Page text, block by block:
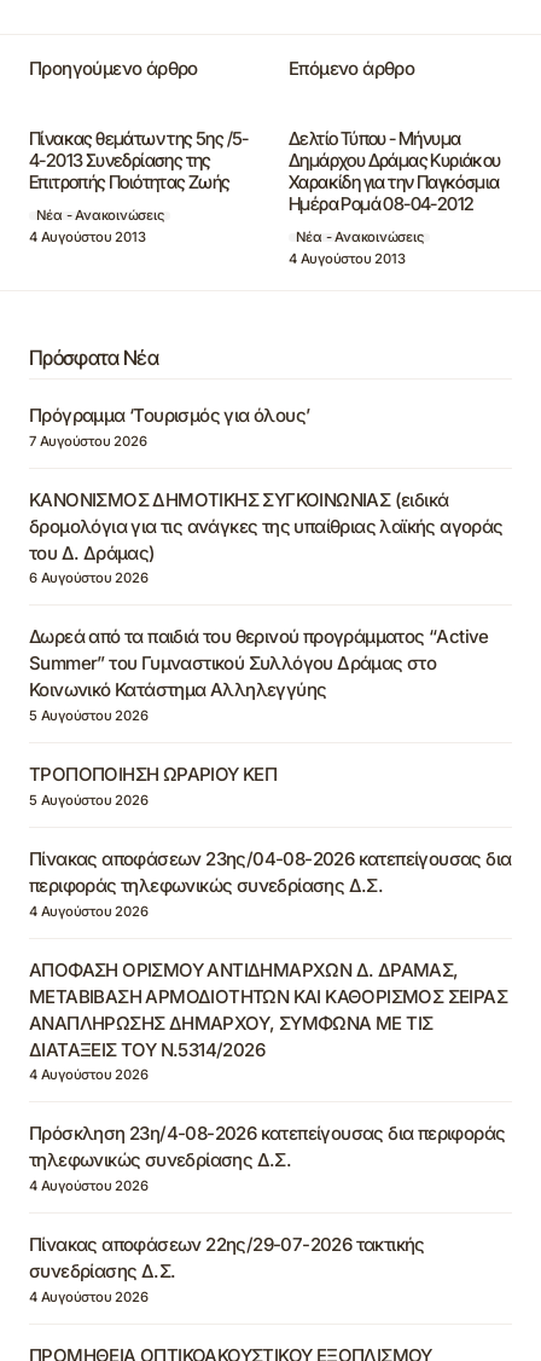
Προηγούμενο άρθρο
Πίνακας θεμάτων της 5ης /5-
4-2013 Συνεδρίασης της
Επιτροπής Ποιότητας Ζωής
Νέα - Ανακοινώσεις
4 Αυγούστου 2013
Επόμενο άρθρο
Δελτίο Τύπου - Μήνυμα
Δημάρχου Δράμας Κυριάκου
Χαρακίδη για την Παγκόσμια
Ημέρα Ρομά 08-04-2012
Νέα - Ανακοινώσεις
4 Αυγούστου 2013
Πρόσφατα Νέα
Πρόγραμμα ‘Τουρισμός για όλους’
7 Αυγούστου 2026
ΚΑΝΟΝΙΣΜΟΣ ΔΗΜΟΤΙΚΗΣ ΣΥΓΚΟΙΝΩΝΙΑΣ (ειδικά
δρομολόγια για τις ανάγκες της υπαίθριας λαϊκής αγοράς
του Δ. Δράμας)
6 Αυγούστου 2026
Δωρεά από τα παιδιά του θερινού προγράμματος “Active
Summer” του Γυμναστικού Συλλόγου Δράμας στο
Κοινωνικό Κατάστημα Αλληλεγγύης
5 Αυγούστου 2026
ΤΡΟΠΟΠΟΙΗΣΗ ΩΡΑΡΙΟΥ ΚΕΠ
5 Αυγούστου 2026
Πίνακας αποφάσεων 23ης/04-08-2026 κατεπείγουσας δια
περιφοράς τηλεφωνικώς συνεδρίασης Δ.Σ.
4 Αυγούστου 2026
ΑΠΟΦΑΣΗ ΟΡΙΣΜΟΥ ΑΝΤΙΔΗΜΑΡΧΩΝ Δ. ΔΡΑΜΑΣ,
ΜΕΤΑΒΙΒΑΣΗ ΑΡΜΟΔΙΟΤΗΤΩΝ ΚΑΙ ΚΑΘΟΡΙΣΜΟΣ ΣΕΙΡΑΣ
ΑΝΑΠΛΗΡΩΣΗΣ ΔΗΜΑΡΧΟΥ, ΣΥΜΦΩΝΑ ΜΕ ΤΙΣ
ΔΙΑΤΑΞΕΙΣ ΤΟΥ Ν.5314/2026
4 Αυγούστου 2026
Πρόσκληση 23η/4-08-2026 κατεπείγουσας δια περιφοράς
τηλεφωνικώς συνεδρίασης Δ.Σ.
4 Αυγούστου 2026
Πίνακας αποφάσεων 22ης/29-07-2026 τακτικής
συνεδρίασης Δ.Σ.
4 Αυγούστου 2026
ΠΡΟΜΗΘΕΙΑ ΟΠΤΙΚΟΑΚΟΥΣΤΙΚΟΥ ΕΞΟΠΛΙΣΜΟΥ